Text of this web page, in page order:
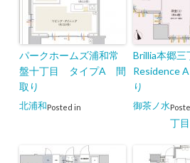
パークホームズ浦和常
盤十丁目 タイプA 間
取り
Posted in
北浦和
Brillia本郷三
Residence
り
御茶ノ水
丁目